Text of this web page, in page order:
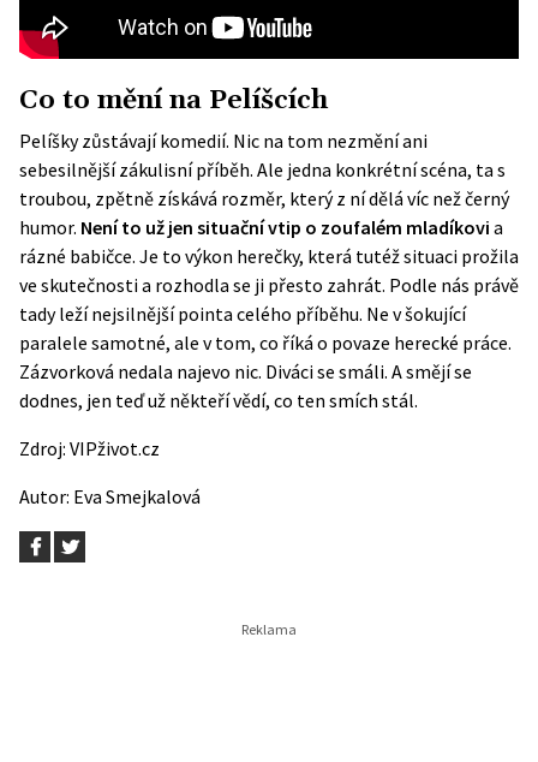
Co to mění na Pelíšcích
Pelíšky zůstávají komedií. Nic na tom nezmění ani
sebesilnější zákulisní příběh. Ale jedna konkrétní scéna, ta s
troubou, zpětně získává rozměr, který z ní dělá víc než černý
humor. Není to už jen situační vtip o zoufalém mladíkovi a
rázné babičce. Je to výkon herečky, která tutéž situaci prožila
ve skutečnosti a rozhodla se ji přesto zahrát. Podle nás právě
tady leží nejsilnější pointa celého příběhu. Ne v šokující
paralele samotné, ale v tom, co říká o povaze herecké práce.
Zázvorková nedala najevo nic. Diváci se smáli. A smějí se
dodnes, jen teď už někteří vědí, co ten smích stál.
Zdroj: VIPživot.cz
Autor: Eva Smejkalová